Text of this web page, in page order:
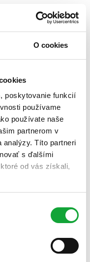
O cookies
poskytovanie funkcií
používame
používate naše
partnerom v
analýzy. Títo partneri
s ďalšími
od vás získali,